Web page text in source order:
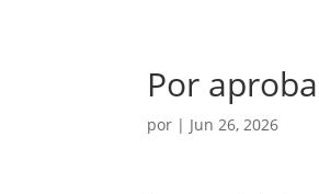
Por
por | Jun 26, 2026